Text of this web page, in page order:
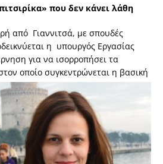
που δεν κάνει λάθη
από Γιαννιτσά, με σπουδές
η υπουργός Εργασίας
για να ισορροπήσει τα
οποίο συγκεντρώνεται η βασική